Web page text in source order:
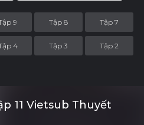
9 Tập 8 Tập 7
4 Tập 3 Tập 2
11 Vietsub Thuyết